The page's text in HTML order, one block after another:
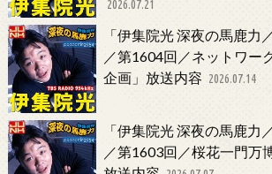
2026.07.21
「伊集院光 深夜の馬鹿力
／第1604回／ネットワー
企画」放送内容 2026.07.14
「伊集院光 深夜の馬鹿力
／第1603回／桜花一門万